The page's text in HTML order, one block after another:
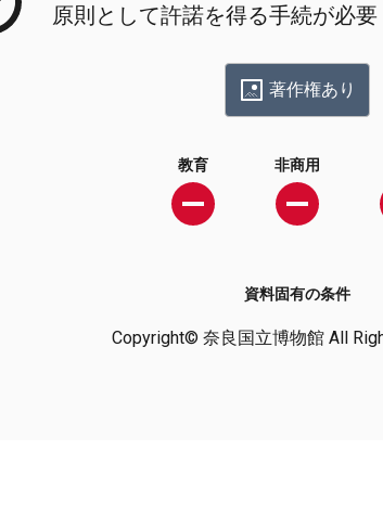
原則として許諾を得る手続が必要
著作権あり
教育 非商用
資料固有の条件
Copyright© 奈良国立博物館 All